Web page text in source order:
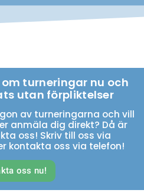
turneringar nu och
utan förpliktelser
av turneringarna och vill
anmäla dig direkt? Då är
oss! Skriv till oss via
kontakta oss via telefon!
oss nu!